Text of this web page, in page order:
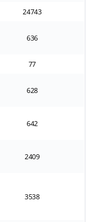
24743
636
77
628
642
2409
3538